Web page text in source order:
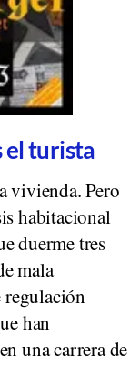
el turista
vivienda. Pero
habitacional
duerme tres
mala
han
una carrera de